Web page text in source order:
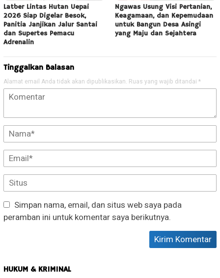
Latber Lintas Hutan Uepai
2026 Siap Digelar Besok,
Panitia Janjikan Jalur Santai
dan Supertes Pemacu
Adrenalin
Ngawas Usung Visi Pertanian,
Keagamaan, dan Kepemudaan
untuk Bangun Desa Asingi
yang Maju dan Sejahtera
Tinggalkan Balasan
Alamat email Anda tidak akan dipublikasikan. Ruas yang wajib ditandai *
Simpan nama, email, dan situs web saya pada
peramban ini untuk komentar saya berikutnya.
HUKUM & KRIMINAL